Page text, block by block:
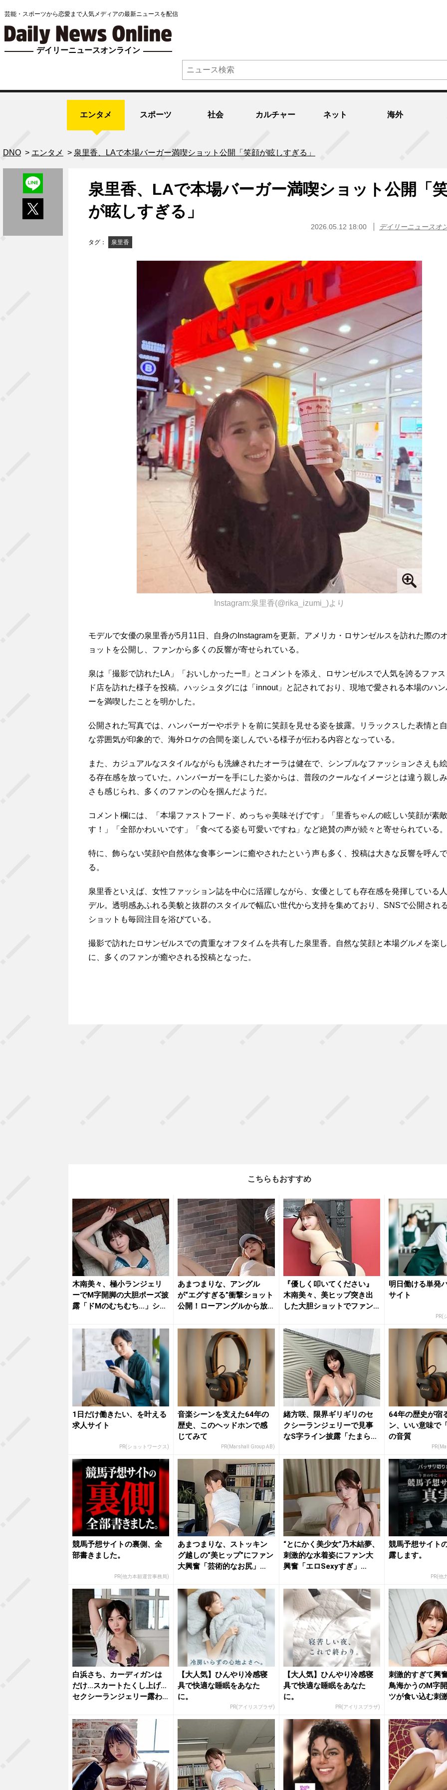
芸能・スポーツから恋愛まで人気メディアの最新ニュースを配信
デイリーニュースオンライン
エンタメ スポーツ 社会 カルチャー ネット 海外
DNO > エンタメ > 泉里香、LAで本場バーガー満喫ショット公開「笑顔が眩しすぎる」
泉里香、LAで本場バーガー満喫ショット公開「
が眩しすぎる」
2026.05.12 18:00 デイリーニュースオ
タグ： 泉里香
Instagram:泉里香(@rika_izumi_)より
モデルで女優の泉里香が5月11日、自身のInstagramを更新。アメリカ・ロサンゼルスを訪れた際の
ョットを公開し、ファンから多くの反響が寄せられている。
泉は「撮影で訪れたLA」「おいしかったー‼︎」とコメントを添え、ロサンゼルスで人気を誇るファ
ド店を訪れた様子を投稿。ハッシュタグには「innout」と記されており、現地で愛される本場のハ
ーを満喫したことを明かした。
公開された写真では、ハンバーガーやポテトを前に笑顔を見せる姿を披露。リラックスした表情と
な雰囲気が印象的で、海外ロケの合間を楽しんでいる様子が伝わる内容となっている。
また、カジュアルなスタイルながらも洗練されたオーラは健在で、シンプルなファッションさえも
る存在感を放っていた。ハンバーガーを手にした姿からは、普段のクールなイメージとは違う親し
さも感じられ、多くのファンの心を掴んだようだ。
コメント欄には、「本場ファストフード、めっちゃ美味そげです」「里香ちゃんの眩しい笑顔が素
す！」「全部かわいいです」「食べてる姿も可愛いですね」など絶賛の声が続々と寄せられている。
特に、飾らない笑顔や自然体な食事シーンに癒やされたという声も多く、投稿は大きな反響を呼ん
る。
泉里香といえば、女性ファッション誌を中心に活躍しながら、女優としても存在感を発揮している
デル。透明感あふれる美貌と抜群のスタイルで幅広い世代から支持を集めており、SNSで公開され
ショットも毎回注目を浴びている。
撮影で訪れたロサンゼルスでの貴重なオフタイムを共有した泉里香。自然な笑顔と本場グルメを楽
に、多くのファンが癒やされる投稿となった。
こちらもおすすめ
木南美々、極小ランジェリ
ーでM字開脚の大胆ポーズ披
露「ドMのむちむち…」ショ
あまつまりな、アングル
が“エグすぎる”衝撃ショット
公開！ローアングルから放
『優しく叩いてください』
木南美々、美ヒップ突き出
した大胆ショットでファン
明日働ける単発
サイト
PR(
1日だけ働きたい、を叶える
求人サイト
PR(ショットワークス)
音楽シーンを支えた64年の
歴史、このヘッドホンで感
じてみて
PR(Marshall Group AB)
緒方咲、限界ギリギリのセ
クシーランジェリーで見事
なS字ライン披露「たまらな
64年の歴史が宿
ン、いい意味で
の音質
競馬予想サイトの裏側、全
部書きました。
PR(他力本願運営事務局)
あまつまりな、ストッキン
グ越しの“美ヒップ”にファン
大興奮「芸術的なお尻」
“とにかく美少女”乃木結夢、
刺激的な水着姿にファン大
興奮「エロSexyすぎ」
競馬予想サイト
露します。
PR(他
白浜さち、カーディガンは
だけ…スカートたくし上げ…
セクシーランジェリー露わ
【大人気】ひんやり冷感寝
具で快適な睡眠をあなた
に。
PR(アイリスプラザ)
【大人気】ひんやり冷感寝
具で快適な睡眠をあなた
に。
PR(アイリスプラザ)
刺激的すぎて興
鳥海かうのM字
ツが食い込む刺